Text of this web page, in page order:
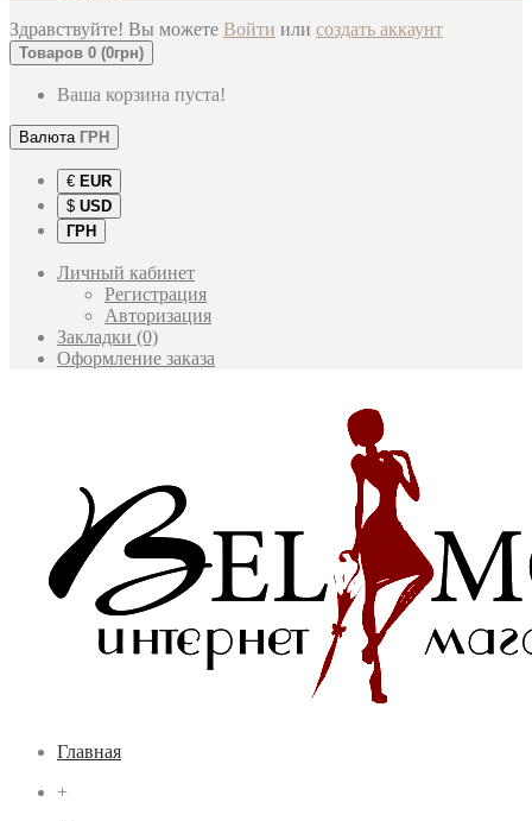
Здравствуйте! Вы можете Войти или создать аккаунт
Товаров 0 (0грн)
Ваша корзина пуста!
Валюта ГРН
€ EUR
$ USD
ГРН
Личный кабинет
Регистрация
Авторизация
Закладки (0)
Оформление заказа
Главная
+